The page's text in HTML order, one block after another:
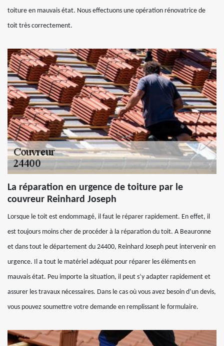
toiture en mauvais état. Nous effectuons une opération rénovatrice de
toit très correctement.
La réparation en urgence de toiture par le
couvreur Reinhard Joseph
Lorsque le toit est endommagé, il faut le réparer rapidement. En effet, il
est toujours moins cher de procéder à la réparation du toit. A Beauronne
et dans tout le département du 24400, Reinhard Joseph peut intervenir en
urgence. Il a tout le matériel adéquat pour réparer les éléments en
mauvais état. Peu importe la situation, il peut s’y adapter rapidement et
assurer les travaux nécessaires. Dans le cas où vous avez besoin d’un devis,
vous pouvez soumettre votre demande en remplissant le formulaire.